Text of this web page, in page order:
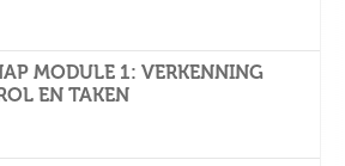
MODULE 1: VERKENNING
EN TAKEN